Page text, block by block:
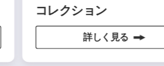
コレクション
詳しく見る